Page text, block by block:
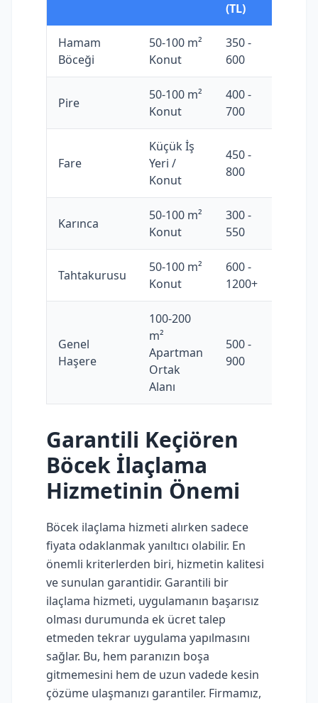
(TL)
Hamam
Böceği
50-100 m²
Konut
350 -
600
Pire
50-100 m²
Konut
400 -
700
Fare
Küçük İş
Yeri /
Konut
450 -
800
Karınca
50-100 m²
Konut
300 -
550
Tahtakurusu
50-100 m²
Konut
600 -
1200+
Genel
Haşere
100-200
m²
Apartman
Ortak
Alanı
500 -
900
Garantili Keçiören
Böcek İlaçlama
Hizmetinin Önemi
Böcek ilaçlama hizmeti alırken sadece
fiyata odaklanmak yanıltıcı olabilir. En
önemli kriterlerden biri, hizmetin kalitesi
ve sunulan garantidir. Garantili bir
ilaçlama hizmeti, uygulamanın başarısız
olması durumunda ek ücret talep
etmeden tekrar uygulama yapılmasını
sağlar. Bu, hem paranızın boşa
gitmemesini hem de uzun vadede kesin
çözüme ulaşmanızı garantiler. Firmamız,